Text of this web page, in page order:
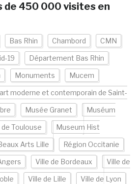
de 450 000 visites en
Bas Rhin Chambord CMN
19 Département Bas Rhin
Monuments Mucem
moderne et contemporain de Saint-
Musée Granet Muséum
Toulouse Museum Hist
Arts Lille Région Occitanie
Ville de Bordeaux Ville de
Ville de Lille Ville de Lyon